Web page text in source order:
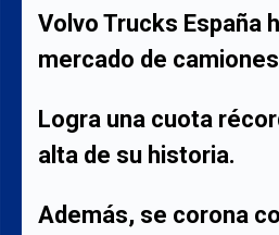
Volvo Trucks España
mercado de
Logra una cuota
alta de su historia.
Además, se corona